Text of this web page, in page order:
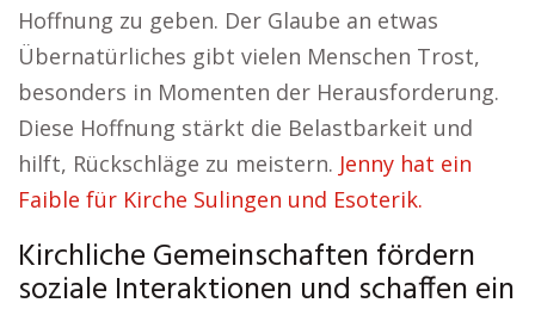
Hoffnung zu geben. Der Glaube an etwas
Übernatürliches gibt vielen Menschen Trost,
besonders in Momenten der Herausforderung.
Diese Hoffnung stärkt die Belastbarkeit und
hilft, Rückschläge zu meistern. Jenny hat ein
Faible für Kirche Sulingen und Esoterik.
Kirchliche Gemeinschaften fördern
soziale Interaktionen und schaffen ein